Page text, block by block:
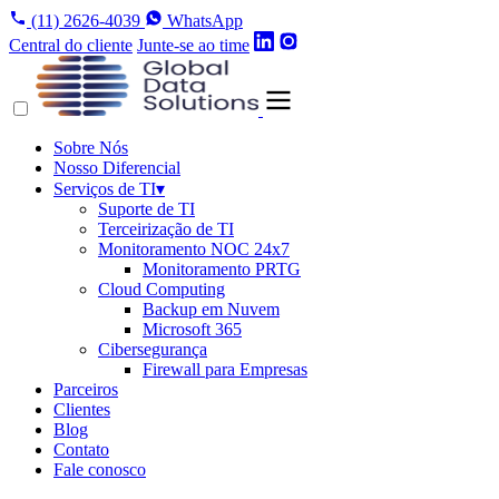
(11) 2626-4039
WhatsApp
Central do cliente Junte-se ao time
Sobre Nós
Nosso Diferencial
Serviços de TI▾
Suporte de TI
Terceirização de TI
Monitoramento NOC 24x7
Monitoramento PRTG
Cloud Computing
Backup em Nuvem
Microsoft 365
Cibersegurança
Firewall para Empresas
Parceiros
Clientes
Blog
Contato
Fale conosco